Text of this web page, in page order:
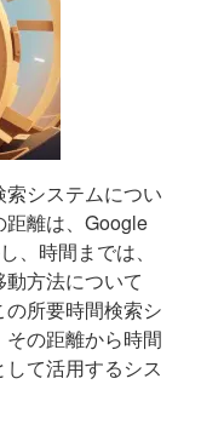
システムについ
距離は、Google
、時間までは、
方法について
所要時間検索シ
の距離から時間
て活用するシス